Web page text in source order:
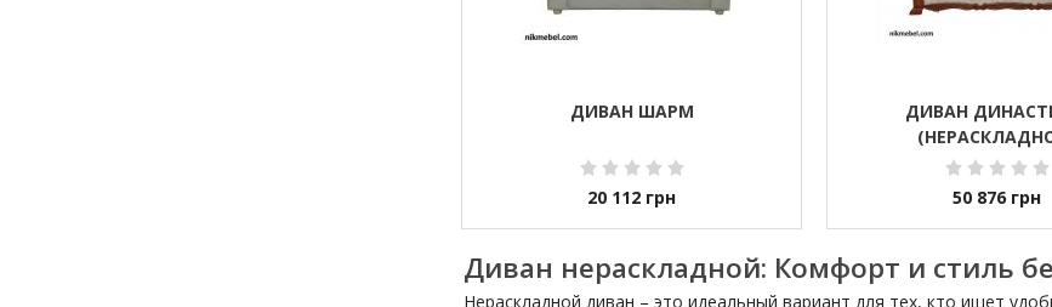
ДИВАН ШАРМ
20 112 грн
ДИВАН
50 876 грн
Диван нераскладной: Комфорт и стиль
Нераскладной диван – это идеальный вариант для тех, кто ищет